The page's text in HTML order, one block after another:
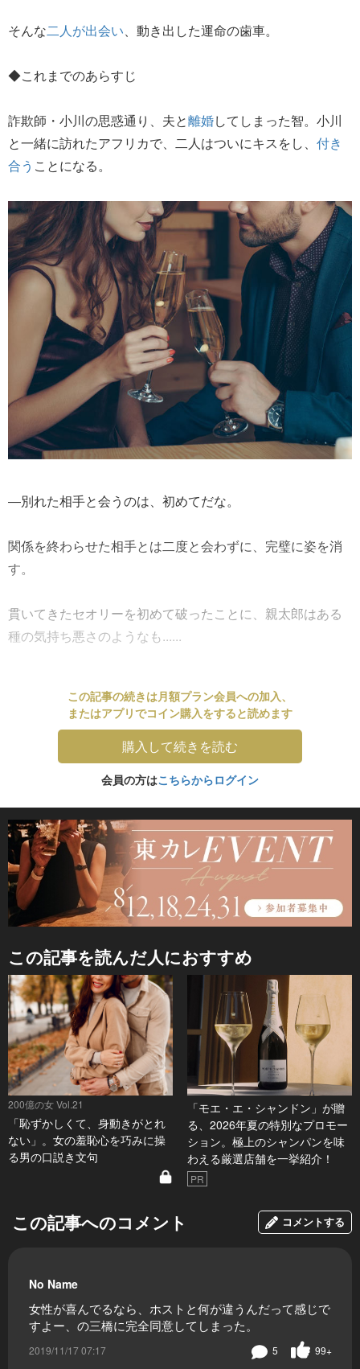
そんな二人が出会い 、動き出した運命の歯車。
◆これまでのあらすじ
詐欺師・小川の思惑通り、夫と離婚してしまった智。小川
と一緒に訪れたアフリカで、二人はついにキスをし、 付き
合う ことになる。
―別れた相手と会うのは、初めてだな。
関係を終わらせた相手とは二度と会わずに、完璧に姿を消
す。
貫いてきたセオリーを初めて破ったことに、親太郎はある
種の気持ち悪さのようなも......
この記事の続きは月額プラン会員への加入、
またはアプリでコイン購入をすると読めます
購入して続きを読む
会員の方はこちらからログイン
この記事を読んだ人におすすめ
200億の女 Vol.21
「恥ずかしくて、身動きがとれ
ない」。女の羞恥心を巧みに操
る男の口説き文句
「モエ・エ・シャンドン」が贈
る、2026年夏の特別なプロモー
ション。極上のシャンパンを味
わえる厳選店舗を一挙紹介！
PR
この記事へのコメント コメントする
No Name
女性が喜んでるなら、ホストと何が違うんだって感じで
すよー、の三橋に完全同意してしまった。
2019/11/17 07:17 99+
5